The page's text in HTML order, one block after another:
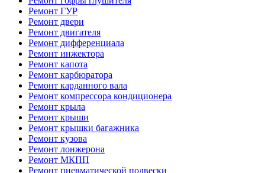
Ремонт ГУР
Ремонт двери
Ремонт двигателя
Ремонт дифференциала
Ремонт инжектора
Ремонт капота
Ремонт карбюратора
Ремонт карданного вала
Ремонт компрессора кондиционера
Ремонт крыла
Ремонт крыши
Ремонт крышки багажника
Ремонт кузова
Ремонт лонжерона
Ремонт МКПП
Ремонт пневматической подвески